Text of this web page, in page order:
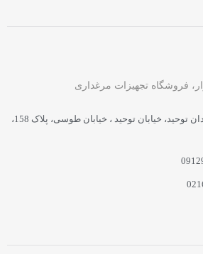
فروشگاه تجهیزات مرغداری
دفتر مرکزی : تهران، میدان توحید، خیابان توحید ، خیابان طوسی، پلاک 158،